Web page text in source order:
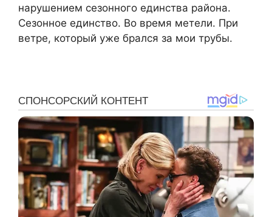
нарушением сезонного единства района.
Сезонное единство. Во время метели. При
ветре, который уже брался за мои трубы.